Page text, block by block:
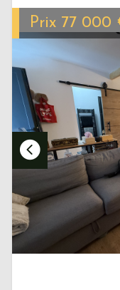
Prix 77 000